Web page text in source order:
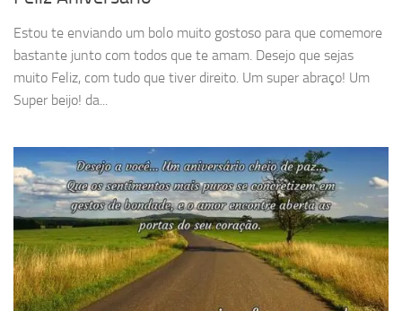
Estou te enviando um bolo muito gostoso para que comemore
bastante junto com todos que te amam. Desejo que sejas
muito Feliz, com tudo que tiver direito. Um super abraço! Um
Super beijo! da...